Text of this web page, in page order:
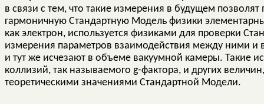
в связи с тем, что такие измерения в будущем
гармоничную Стандартную Модель физики
как электрон, используется физиками для проверки
измерения параметров взаимодействия между ними и
и тут же исчезают в объеме вакуумной камеры. Такие
коллизий, так называемого g-фактора, и других
теоретическими значениями Стандартной Модели.